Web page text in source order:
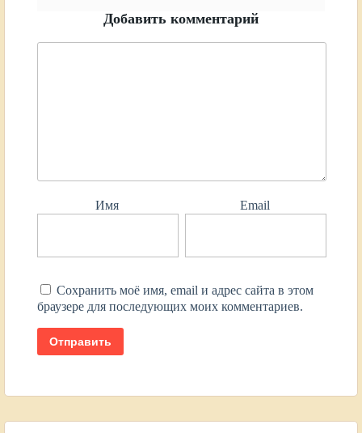
Добавить комментарий
Имя Email
Сохранить моё имя, email и адрес сайта в этом
браузере для последующих моих комментариев.